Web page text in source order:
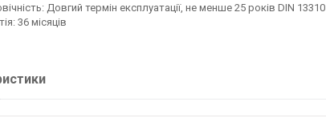
Довгий термін експлуатації, не менше 25 років DIN 13310
36 місяців